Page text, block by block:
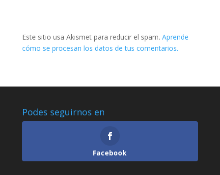
Este sitio usa Akismet para reducir el spam. Aprende
cómo se procesan los datos de tus comentarios.
Podes seguirnos en
Facebook